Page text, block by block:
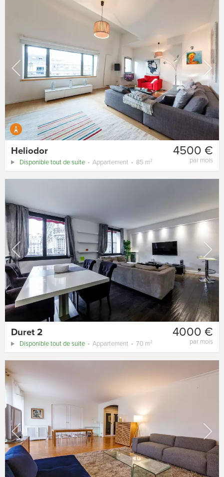
4500 €
par mois
Heliodor
Disponible tout de suite Appartement 85 m²
4000 €
par mois
Duret 2
Disponible tout de suite Appartement 70 m²